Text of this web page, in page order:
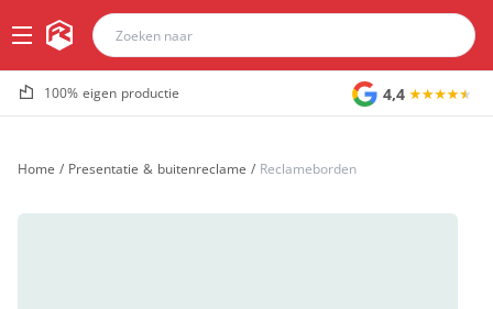
100% eigen productie 4,4
Home / Presentatie & buitenreclame / Reclameborden